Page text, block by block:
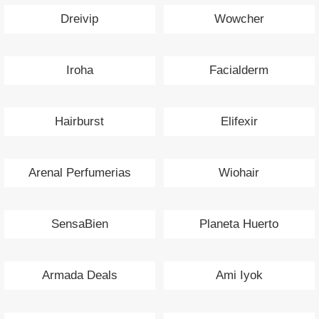
Dreivip Wowcher
Iroha Facialderm
Hairburst Elifexir
Arenal Perfumerias Wiohair
SensaBien Planeta Huerto
Armada Deals Ami Iyok